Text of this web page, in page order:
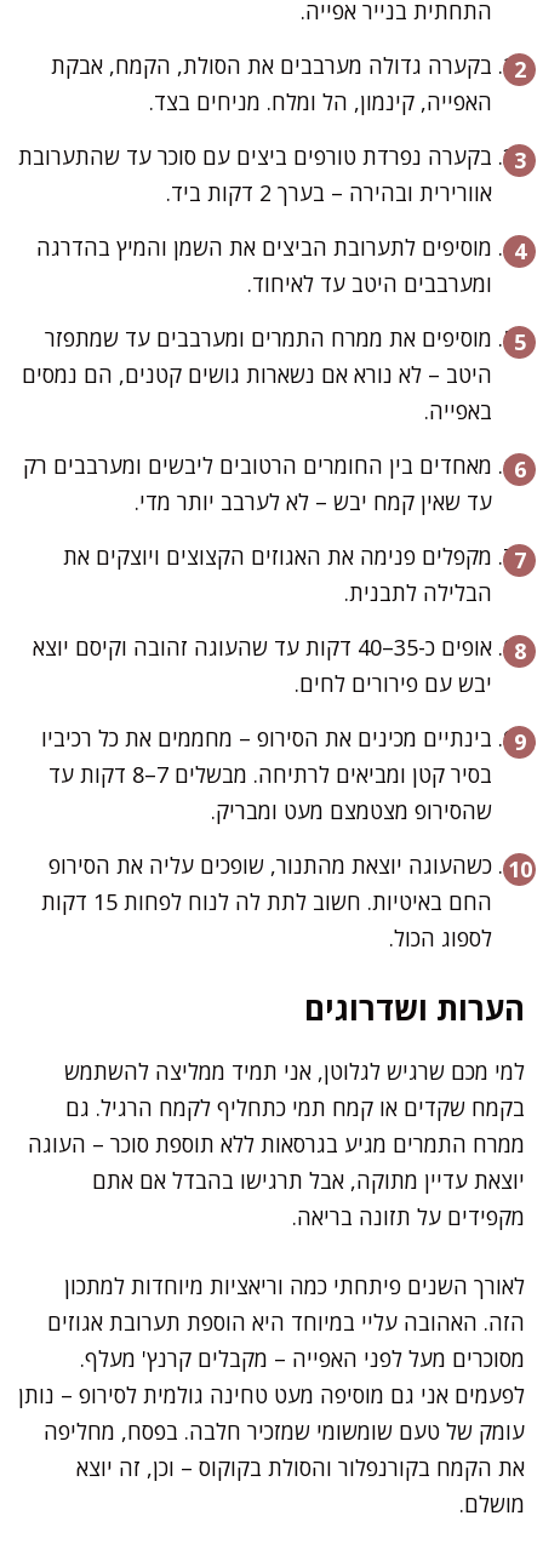
התחתית בנייר אפייה.
בקערה גדולה מערבבים את הסולת, הקמח, אבקת
האפייה, קינמון, הל ומלח. מניחים בצד.
בקערה נפרדת טורפים ביצים עם סוכר עד שהתערובת
אוורירית ובהירה – בערך 2 דקות ביד.
מוסיפים לתערובת הביצים את השמן והמיץ בהדרגה
ומערבבים היטב עד לאיחוד.
מוסיפים את ממרח התמרים ומערבבים עד שמתפזר
היטב – לא נורא אם נשארות גושים קטנים, הם נמסים
באפייה.
מאחדים בין החומרים הרטובים ליבשים ומערבבים רק
עד שאין קמח יבש – לא לערבב יותר מדי.
מקפלים פנימה את האגוזים הקצוצים ויוצקים את
הבלילה לתבנית.
אופים כ-35–40 דקות עד שהעוגה זהובה וקיסם יוצא
יבש עם פירורים לחים.
בינתיים מכינים את הסירופ – מחממים את כל רכיביו
בסיר קטן ומביאים לרתיחה. מבשלים 7–8 דקות עד
שהסירופ מצטמצם מעט ומבריק.
כשהעוגה יוצאת מהתנור, שופכים עליה את הסירופ
החם באיטיות. חשוב לתת לה לנוח לפחות 15 דקות
לספוג הכול.
הערות ושדרוגים
למי מכם שרגיש לגלוטן, אני תמיד ממליצה להשתמש
בקמח שקדים או קמח תמי כתחליף לקמח הרגיל. גם
ממרח התמרים מגיע בגרסאות ללא תוספת סוכר – העוגה
יוצאת עדיין מתוקה, אבל תרגישו בהבדל אם אתם
מקפידים על תזונה בריאה.
לאורך השנים פיתחתי כמה וריאציות מיוחדות למתכון
הזה. האהובה עליי במיוחד היא הוספת תערובת אגוזים
מסוכרים מעל לפני האפייה – מקבלים קרנץ' מעלף.
לפעמים אני גם מוסיפה מעט טחינה גולמית לסירופ – נותן
עומק של טעם שומשומי שמזכיר חלבה. בפסח, מחליפה
את הקמח בקורנפלור והסולת בקוקוס – וכן, זה יוצא
מושלם.